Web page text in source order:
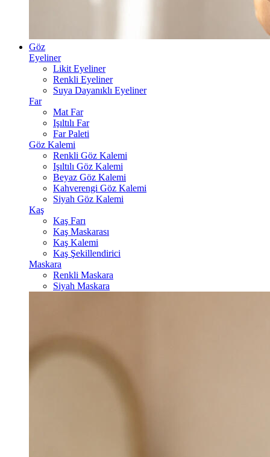
Göz
Eyeliner
Likit Eyeliner
Renkli Eyeliner
Suya Dayanıklı Eyeliner
Far
Mat Far
Işıltılı Far
Far Paleti
Göz Kalemi
Renkli Göz Kalemi
Işıltılı Göz Kalemi
Beyaz Göz Kalemi
Kahverengi Göz Kalemi
Siyah Göz Kalemi
Kaş
Kaş Farı
Kaş Maskarası
Kaş Kalemi
Kaş Şekillendirici
Maskara
Renkli Maskara
Siyah Maskara